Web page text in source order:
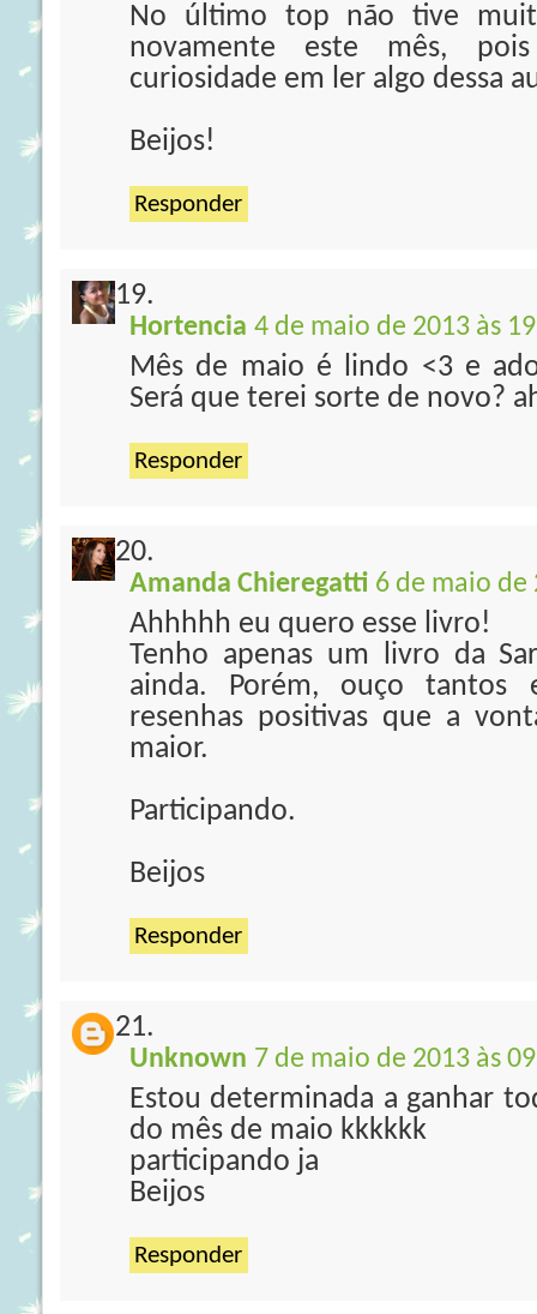
No último top não tive
novamente este mês,
curiosidade em ler algo dessa
Beijos!
Responder
Hortencia 4 de maio de 2013 às
Mês de maio é lindo <3 e
Será que terei sorte de novo?
Responder
Amanda Chieregatti 6 de maio de
Ahhhhh eu quero esse livro!
Tenho apenas um livro da
ainda. Porém, ouço tantos
resenhas positivas que a
maior.
Participando.
Beijos
Responder
Unknown 7 de maio de 2013 às
Estou determinada a ganhar
do mês de maio kkkkkk
participando ja
Beijos
Responder